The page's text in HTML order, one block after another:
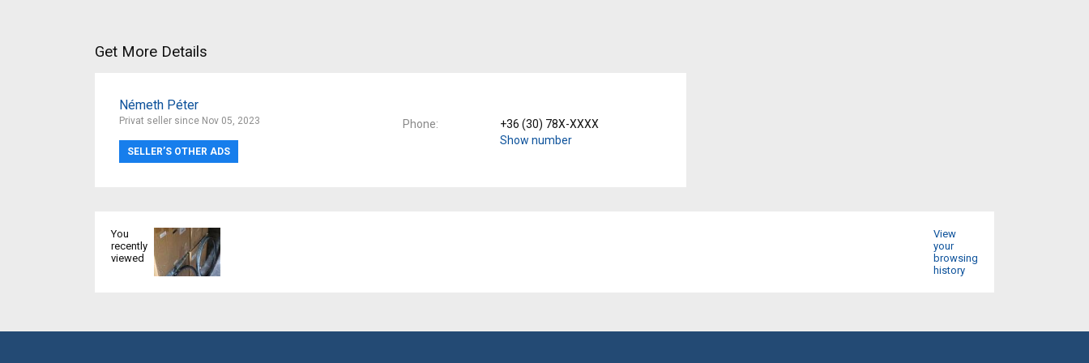
Get More Details
Németh Péter
Privat seller since Nov 05, 2023
SELLER’S OTHER ADS
Phone
+36 (30) 78X-XXXX
Show number
You
recently
viewed
View
your
browsing
history